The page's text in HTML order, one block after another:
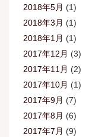
2018年5月 (1)
2018年3月 (1)
2018年1月 (1)
2017年12月 (3)
2017年11月 (2)
2017年10月 (1)
2017年9月 (7)
2017年8月 (6)
2017年7月 (9)